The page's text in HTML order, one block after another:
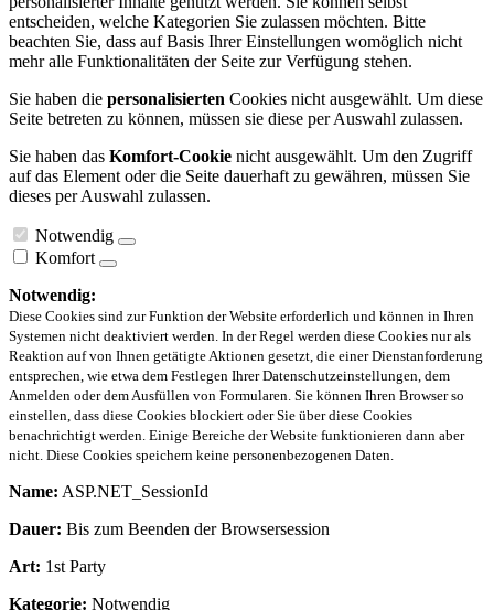
entscheiden, welche Kategorien Sie zulassen möchten. Bitte
beachten Sie, dass auf Basis Ihrer Einstellungen womöglich nicht
mehr alle Funktionalitäten der Seite zur Verfügung stehen.
Sie haben die personalisierten Cookies nicht ausgewählt. Um diese
Seite betreten zu können, müssen sie diese per Auswahl zulassen.
Sie haben das Komfort-Cookie nicht ausgewählt. Um den Zugriff
auf das Element oder die Seite dauerhaft zu gewähren, müssen Sie
dieses per Auswahl zulassen.
Notwendig
Komfort
Notwendig:
Diese Cookies sind zur Funktion der Website erforderlich und können in Ihren
Systemen nicht deaktiviert werden. In der Regel werden diese Cookies nur als
Reaktion auf von Ihnen getätigte Aktionen gesetzt, die einer Dienstanforderung
entsprechen, wie etwa dem Festlegen Ihrer Datenschutzeinstellungen, dem
Anmelden oder dem Ausfüllen von Formularen. Sie können Ihren Browser so
einstellen, dass diese Cookies blockiert oder Sie über diese Cookies
benachrichtigt werden. Einige Bereiche der Website funktionieren dann aber
nicht. Diese Cookies speichern keine personenbezogenen Daten.
Name: ASP.NET_SessionId
Dauer: Bis zum Beenden der Browsersession
Art: 1st Party
Kategorie: Notwendig